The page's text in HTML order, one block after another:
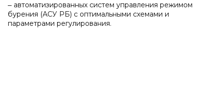
‒ автоматизированных систем управления режимом
бурения (АСУ РБ) с оптимальными схемами и
параметрами регулирования.